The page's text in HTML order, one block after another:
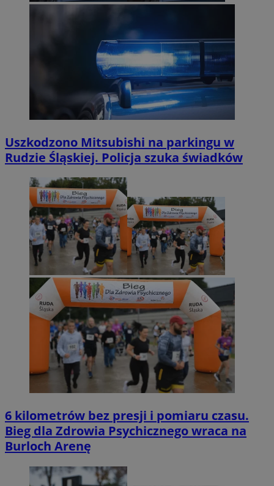
Uszkodzono Mitsubishi na parkingu w
Rudzie Śląskiej. Policja szuka świadków
6 kilometrów bez presji i pomiaru czasu.
Bieg dla Zdrowia Psychicznego wraca na
Burloch Arenę